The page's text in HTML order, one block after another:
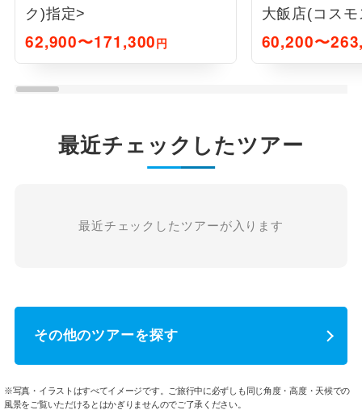
ク)指定>
62,900〜171,300円
大飯店(コス
60,200〜
最近チェックしたツアー
最近チェックしたツアーが入ります
その他のツアーを探す
※写真・イラストはすべてイメージです。ご旅行中に必ずしも同じ角度・高度・天候での
風景をご覧いただけるとはかぎりませんのでご了承ください。